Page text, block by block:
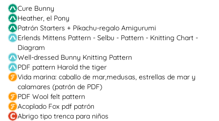
Cure Bunny
Heather, el Pony
Patrón Starters + Pikachu-regalo Amigurumi
Erlends Mittens Pattern - Selbu - Pattern - Knitting Chart -
Diagram
Well-dressed Bunny Knitting Pattern
PDF pattern Harold the tiger
Vida marina: caballo de mar,medusas, estrellas de mar y
calamares (patrón de PDF)
PDF Wool felt pattern
Acoplado Fox pdf patrón
Abrigo tipo trenca para niños